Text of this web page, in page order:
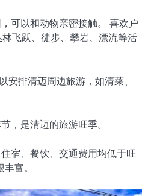
可以和动物亲密接触。 喜欢户
飞跃、徒步、攀岩、漂流等活
安排清迈周边旅游，如清莱、
，是清迈的旅游旺季。
宿、餐饮、交通费用均低于旺
富。